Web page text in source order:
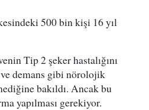
500 bin kişi 16 yıl
Tip 2 şeker hastalığını
demans gibi nörolojik
bakıldı. Ancak bu
yapılması gerekiyor.